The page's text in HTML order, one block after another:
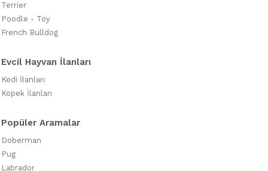
Terrier
Poodle - Toy
French Bulldog
Evcil Hayvan İlanları
Kedi İlanları
Köpek İlanları
Popüler Aramalar
Doberman
Pug
Labrador